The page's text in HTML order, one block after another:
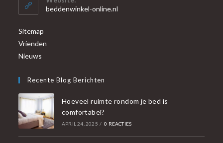
beddenwinkel-online.nl
Sitemap
Vrienden
Nieuws
Recente Blog Berichten
Hoeveel ruimte rondom je bed is
comfortabel?
APRIL 24, 2025 / 0 REACTIES